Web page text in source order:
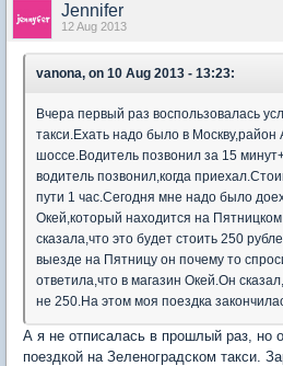
Jennifer
12 Aug 2013
vanona, on 10 Aug 2013 - 13:23:
Вчера первый раз воспользовалась
такси.Ехать надо было в Москву,район
шоссе.Водитель позвонил за 15
водитель позвонил,когда
пути 1 час.Сегодня мне надо было
Окей,который находится на
сказала,что это будет стоить 250
выезде на Пятницу он почему то
ответила,что в магазин Окей.Он
не 250.На этом моя поездка
А я не отписалась в прошлый раз, но
поездкой на Зеленоградском такси.